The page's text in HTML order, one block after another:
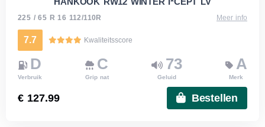
225 / 65 R 16 112/110R Meer info
7.7 Kwaliteitsscore
D
Verbruik
C
Grip nat
73
Geluid
A
Merk
€ 127.99 Bestellen